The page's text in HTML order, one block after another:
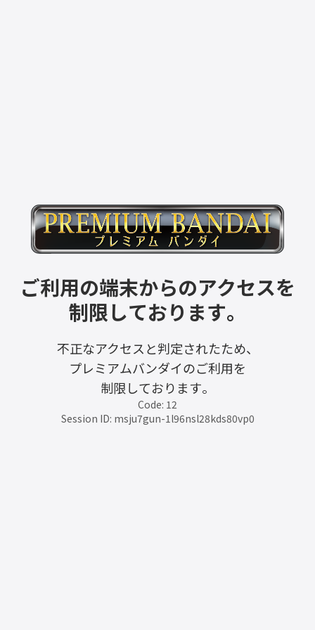
ご利用の端末からのアクセスを
制限しております。
不正なアクセスと判定されたため、
プレミアムバンダイのご利用を
制限しております。
Code: 12
Session ID: msju7gun-1l96nsl28kds80vp0